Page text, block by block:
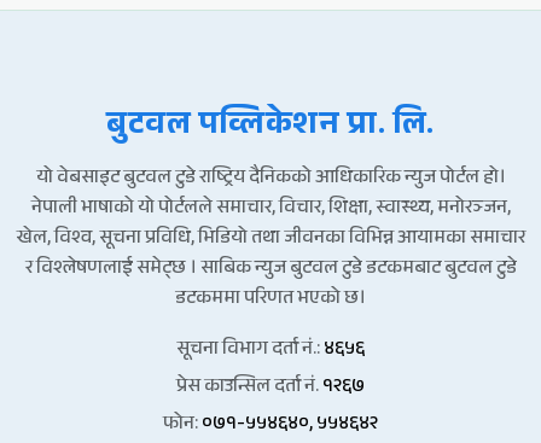
बुटवल पव्लिकेशन प्रा. लि.
यो वेबसाइट बुटवल टुडे राष्ट्रिय दैनिकको आधिकारिक न्युज पोर्टल हो।
नेपाली भाषाको यो पोर्टलले समाचार, विचार, शिक्षा, स्वास्थ्य, मनोरञ्जन,
खेल, विश्व, सूचना प्रविधि, भिडियो तथा जीवनका विभिन्न आयामका समाचार
र विश्लेषणलाई समेट्छ । साबिक न्युज बुटवल टुडे डटकमबाट बुटवल टुडे
डटकममा परिणत भएको छ।
सूचना विभाग दर्ता नं.:४६५६
प्रेस काउन्सिल दर्ता नं.१२६७
फोन:०७१-५५४६४०, ५५४६४२